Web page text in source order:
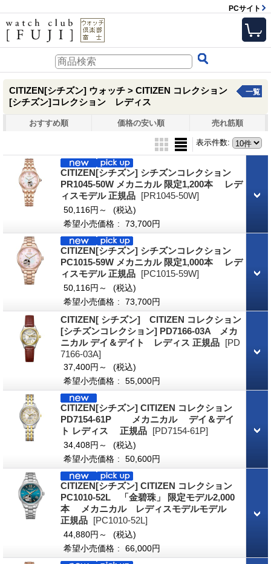
PCサイト
CITIZEN[シチズン] ウォッチ > CITIZEN コレクション
[シチズン]コレクション レディス
一覧
おすすめ順 価格の安い順 売れ筋順
表示件数:
CITIZEN[シチズン] シチズンコレクション
PR1045-50W メカニカル 限定1,200本 レデ
ィスモデル 正規品 [PR1045-50W]
50,116円～
(税込)
希望小売価格 : 73,700円
CITIZEN[シチズン] シチズンコレクション
PC1015-59W メカニカル 限定1,000本 レデ
ィスモデル 正規品 [PC1015-59W]
50,116円～
(税込)
希望小売価格 : 73,700円
CITIZEN[ シチズン] CITIZEN コレクション
[シチズンコレクション] PD7166-03A メカ
ニカル デイ＆デイト レディス 正規品 [PD
7166-03A]
37,400円～
(税込)
希望小売価格 : 55,000円
CITIZEN[シチズン] CITIZEN コレクション
PD7154-61P メカニカル デイ＆デイ
ト レディス 正規品 [PD7154-61P]
34,408円～
(税込)
希望小売価格 : 50,600円
CITIZEN[シチズン] CITIZEN コレクション
PC1010-52L 「金碧珠」 限定モデル2,000
本 メカニカル レディスモデルモデル
正規品 [PC1010-52L]
44,880円～
(税込)
希望小売価格 : 66,000円